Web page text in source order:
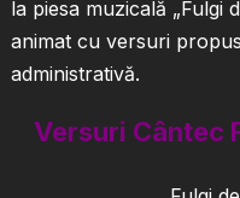
la piesa muzicală „Fulgi
animat cu versuri
administrativă.
Versuri Cântec